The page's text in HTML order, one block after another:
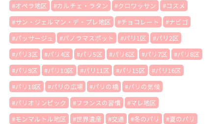
オペラ地区 カルチェ・ラタン クロワッサン
コスメ
サン・ジェルマン・デ・プレ地区
チョコレート
ナビゴ
パッサージュ
パノラマスポット パリ1区
パリ2区
パリ3区
パリ4区 パリ5区 パリ6区 パリ7区
パリ8区
パリ9区
パリ10区 パリ11区 パリ15区
パリ16区
パリ18区
パリの広場 パリの橋
パリの気候
パリオリンピック
フランスの習慣
マレ地区
モンマルトル地区
世界遺産 交通 冬のパリ
夏のパリ